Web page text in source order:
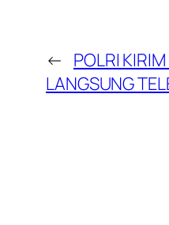
← POLRI
LANGSUNG